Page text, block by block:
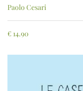
Paolo Cesari
€ 14.90